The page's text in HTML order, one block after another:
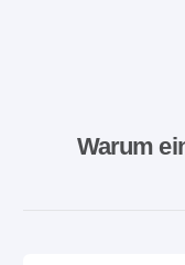
Warum